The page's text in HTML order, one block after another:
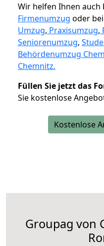
Wir helfen Ihnen auch
Firmenumzug oder
Umzug, Praxisumzug,
Seniorenumzug,
Behördenumzug
Chemnitz.
Füllen Sie jetzt das
Sie kostenlose
Kostenlose
Groupag von